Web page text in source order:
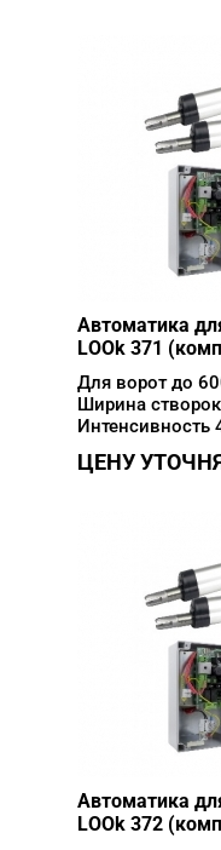
Автоматика
LOOk 371
Для ворот до
Ширина
Интенсивность
ЦЕНУ
Автоматика
LOOk 372